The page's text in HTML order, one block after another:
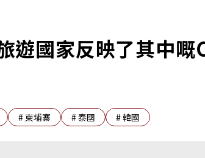
遊國家反映了其中嘅
#柬埔寨 #泰國 #韓國